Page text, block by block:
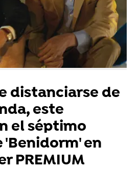
distanciarse de
este
el séptimo
en
PREMIUM